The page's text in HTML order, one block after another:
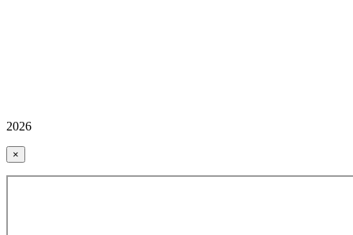
2026
×